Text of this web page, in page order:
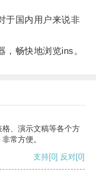
国内用户来说非
畅快地浏览ins。
、演示文稿等各个方
常方便。
支持[0] 反对[0]